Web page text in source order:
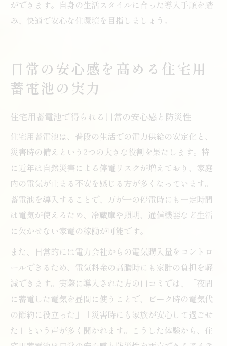
ができます。自身の生活スタイルに合った導入手順を踏
み、快適で安心な住環境を目指しましょう。
日常の安心感を高める住宅用
蓄電池の実力
住宅用蓄電池で得られる日常の安心感と防災性
住宅用蓄電池は、普段の生活での電力供給の安定化と、
災害時の備えという2つの大きな役割を果たします。特
に近年は自然災害による停電リスクが増えており、家庭
内の電気が止まる不安を感じる方が多くなっています。
蓄電池を導入することで、万が一の停電時にも一定時間
は電気が使えるため、冷蔵庫や照明、通信機器など生活
に欠かせない家電の稼働が可能です。
また、日常的には電力会社からの電気購入量をコントロ
ールできるため、電気料金の高騰時にも家計の負担を軽
減できます。実際に導入された方の口コミでは、「夜間
に蓄電した電気を昼間に使うことで、ピーク時の電気代
の節約に役立った」「災害時にも家族が安心して過ごせ
た」という声が多く聞かれます。こうした体験から、住